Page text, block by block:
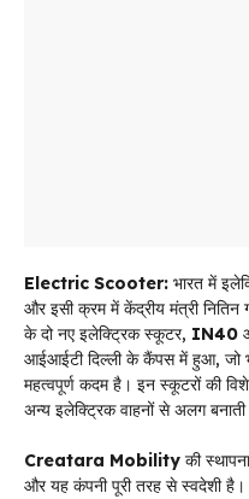
Electric Scooter: भारत में
और इसी क्रम में केंद्रीय मंत्री
के दो नए इलेक्ट्रिक स्कूटर, IN40
आईआईटी दिल्ली के कैंपस में हुआ, जो
महत्वपूर्ण कदम है। इन स्कूटरों की
अन्य इलेक्ट्रिक वाहनों से अलग
Creatara Mobility की
और यह कंपनी पूरी तरह से स्वदेशी है।